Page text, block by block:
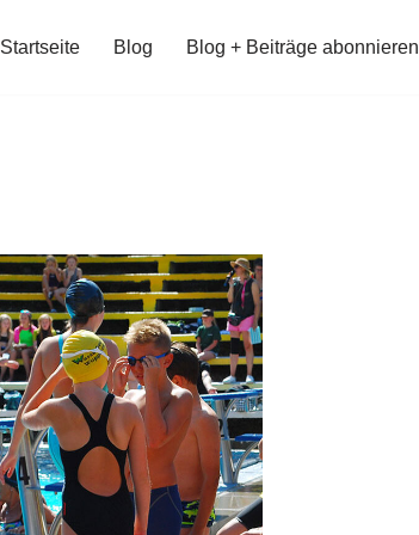
Startseite Blog Blog + Beiträge abonnieren